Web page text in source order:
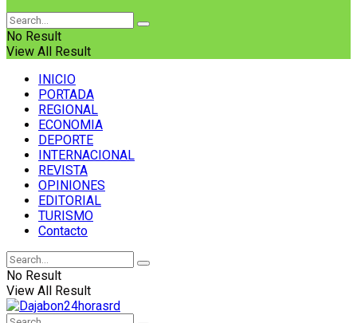
No Result
View All Result
INICIO
PORTADA
REGIONAL
ECONOMIA
DEPORTE
INTERNACIONAL
REVISTA
OPINIONES
EDITORIAL
TURISMO
Contacto
No Result
View All Result